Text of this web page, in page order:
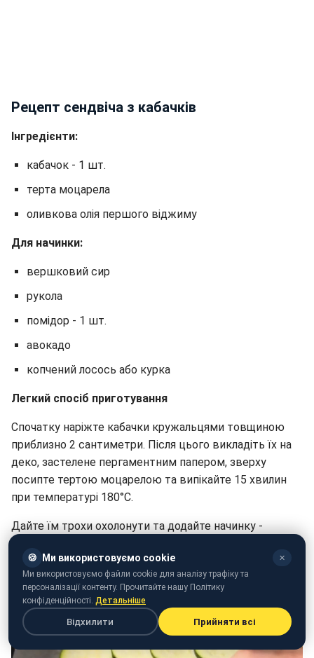
Рецепт сендвіча з кабачків
Інгредієнти:
кабачок - 1 шт.
терта моцарела
оливкова олія першого віджиму
Для начинки:
вершковий сир
рукола
помідор - 1 шт.
авокадо
копчений лосось або курка
Легкий спосіб приготування
Спочатку наріжте кабачки кружальцями товщиною
приблизно 2 сантиметри. Після цього викладіть їх на
деко, застелене пергаментним папером, зверху
посипте тертою моцарелою та випікайте 15 хвилин
при температурі 180°C.
Дайте їм трохи охолонути та додайте начинку -
🍪 Ми використовуємо cookie ✕
Ми використовуємо файли cookie для аналізу трафіку та
персоналізації контенту. Прочитайте нашу Політику
конфіденційності. Детальніше
Відхилити Прийняти всі